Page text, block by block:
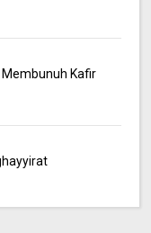
Membunuh Kafir